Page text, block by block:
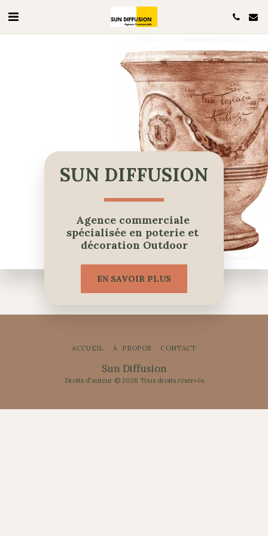
SUN DIFFUSION
Agence commerciale
spécialisée en poterie et
décoration Outdoor
EN SAVOIR PLUS
Sun Diffusion
Droits d'auteur © 2026 Tous droits réservés
ACCUEIL À PROPOS CONTACT